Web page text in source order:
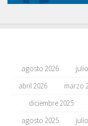
agosto 2026
abril 2026
marzo
diciembre 2025
agosto 2025